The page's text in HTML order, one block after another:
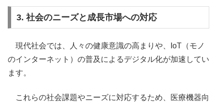
3. 社会のニーズと成長市場への対応
現代社会では、人々の健康意識の高まりや、IoT（モノ
のインターネット）の普及によるデジタル化が加速してい
ます。
これらの社会課題やニーズに対応するため、医療機器向